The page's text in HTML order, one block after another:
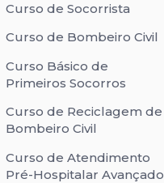
Curso de Socorrista
Curso de Bombeiro Civil
Curso Básico de
Primeiros Socorros
Curso de Reciclagem de
Bombeiro Civil
Curso de Atendimento
Pré-Hospitalar Avançado